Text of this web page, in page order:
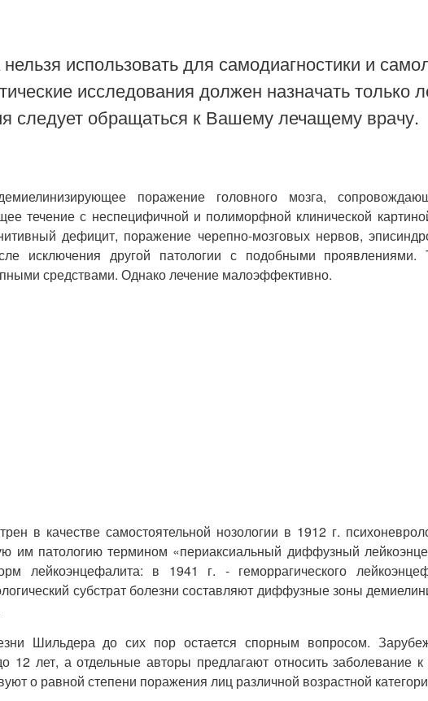
использовать для самодиагностики и
исследования должен назначать только
следует обращаться к Вашему лечащему врачу.
поражение головного мозга,
течение с неспецифичной и полиморфной клинической
дефицит, поражение черепно-мозговых нервов,
исключения другой патологии с подобными проявлениями.
средствами. Однако лечение малоэффективно.
в качестве самостоятельной нозологии в 1912 г.
им патологию термином «периаксиальный диффузный
лейкоэнцефалита: в 1941 г. - геморрагического
субстрат болезни составляют диффузные зоны
Шильдера до сих пор остается спорным вопросом.
лет, а отдельные авторы предлагают относить заболевание
о равной степени поражения лиц различной возрастной